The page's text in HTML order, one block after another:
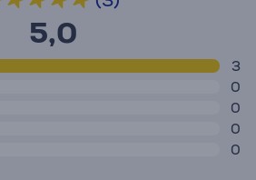
5,0
3
0
0
0
0